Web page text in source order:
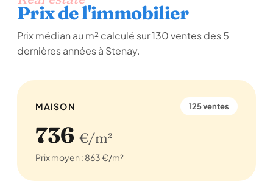
Prix de l'immobilier
Prix médian au m² calculé sur 130 ventes des 5
dernières années à Stenay.
MAISON 125 ventes
736 €/m²
Prix moyen : 863 €/m²